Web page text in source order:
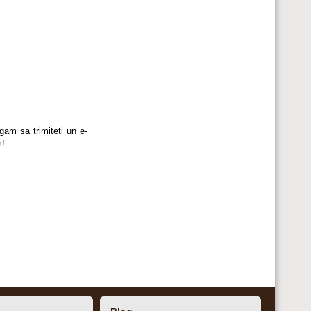
sa trimiteti un e-